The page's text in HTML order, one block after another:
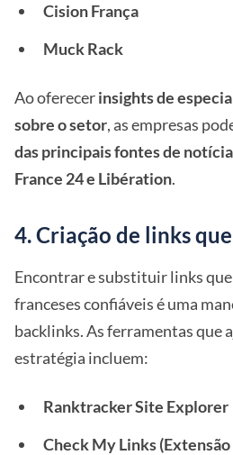
Cision França
Muck Rack
Ao oferecerinsights de
sobre o setor, as empresas
das principais fontes de
France 24 e Libération.
4. Criação de links
Encontrar e substituir links
franceses confiáveis é uma
backlinks. As ferramentas que
estratégia incluem:
Ranktracker Site Explorer
Check My Links